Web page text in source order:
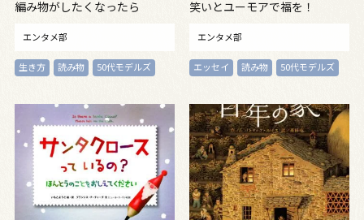
編み物がしたくなったら
エンタメ部
生き方 読み物 50代モデルズ
笑いとユーモアで福を！
エンタメ部
エッセイ 読み物 50代モデルズ